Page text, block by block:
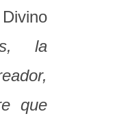
la
que